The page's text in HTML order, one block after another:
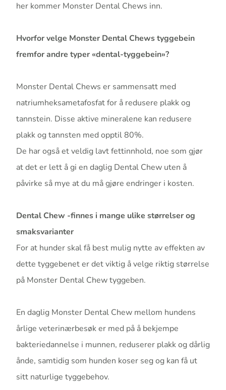
her kommer Monster Dental Chews inn.
Hvorfor velge Monster Dental Chews tyggebein
fremfor andre typer «dental-tyggebein»?
Monster Dental Chews er sammensatt med
natriumheksametafosfat for å redusere plakk og
tannstein. Disse aktive mineralene kan redusere
plakk og tannsten med opptil 80%.
De har også et veldig lavt fettinnhold, noe som gjør
at det er lett å gi en daglig Dental Chew uten å
påvirke så mye at du må gjøre endringer i kosten.
Dental Chew -finnes i mange ulike størrelser og
smaksvarianter
For at hunder skal få best mulig nytte av effekten av
dette tyggebenet er det viktig å velge riktig størrelse
på Monster Dental Chew tyggeben.
En daglig Monster Dental Chew mellom hundens
årlige veterinærbesøk er med på å bekjempe
bakteriedannelse i munnen, reduserer plakk og dårlig
ånde, samtidig som hunden koser seg og kan få ut
sitt naturlige tyggebehov.